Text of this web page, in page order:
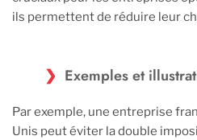
ils permettent de réduire leur
Exemples et
Par exemple, une entreprise
Unis peut éviter la double